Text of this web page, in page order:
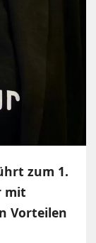
zum 1.
mit
Vorteilen